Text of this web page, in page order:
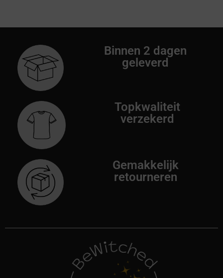
Binnen 2 dagen
geleverd
Topkwaliteit
verzekerd
Gemakkelijk
retourneren